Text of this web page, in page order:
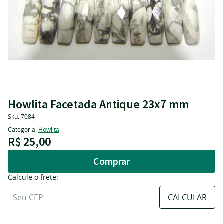
Howlita Facetada Antique 23x7 mm
Sku:7084
Categoria: Howlita
R$ 25,00
Comprar
Calcule o frete: